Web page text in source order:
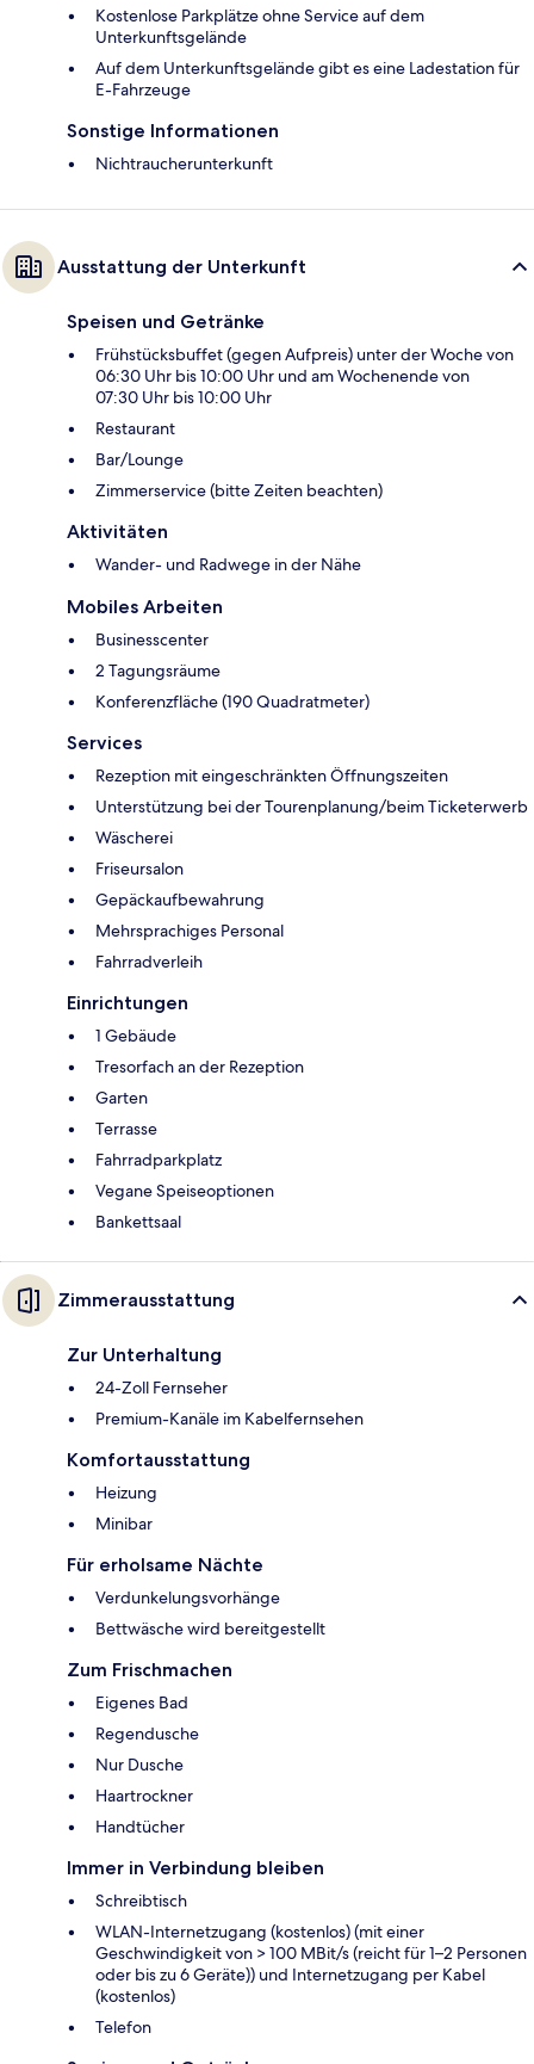
Kostenlose Parkplätze ohne Service auf dem
Unterkunftsgelände
Auf dem Unterkunftsgelände gibt es eine Ladestation für
E-Fahrzeuge
Sonstige Informationen
Nichtraucherunterkunft
Ausstattung der Unterkunft
Speisen und Getränke
Frühstücksbuffet (gegen Aufpreis) unter der Woche von
06:30 Uhr bis 10:00 Uhr und am Wochenende von
07:30 Uhr bis 10:00 Uhr
Restaurant
Bar/Lounge
Zimmerservice (bitte Zeiten beachten)
Aktivitäten
Wander- und Radwege in der Nähe
Mobiles Arbeiten
Businesscenter
2 Tagungsräume
Konferenzfläche (190 Quadratmeter)
Services
Rezeption mit eingeschränkten Öffnungszeiten
Unterstützung bei der Tourenplanung/beim Ticketerwerb
Wäscherei
Friseursalon
Gepäckaufbewahrung
Mehrsprachiges Personal
Fahrradverleih
Einrichtungen
1 Gebäude
Tresorfach an der Rezeption
Garten
Terrasse
Fahrradparkplatz
Vegane Speiseoptionen
Bankettsaal
Zimmerausstattung
Zur Unterhaltung
24-Zoll Fernseher
Premium-Kanäle im Kabelfernsehen
Komfortausstattung
Heizung
Minibar
Für erholsame Nächte
Verdunkelungsvorhänge
Bettwäsche wird bereitgestellt
Zum Frischmachen
Eigenes Bad
Regendusche
Nur Dusche
Haartrockner
Handtücher
Immer in Verbindung bleiben
Schreibtisch
WLAN-Internetzugang (kostenlos) (mit einer
Geschwindigkeit von > 100 MBit/s (reicht für 1–2 Personen
oder bis zu 6 Geräte)) und Internetzugang per Kabel
(kostenlos)
Telefon